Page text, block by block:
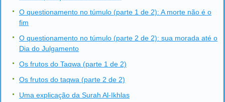
O questionamento no túmulo (parte 1 de 2): A morte não é o
fim
O questionamento no túmulo (parte 2 de 2): sua morada até o
Dia do Julgamento
Os frutos do Taqwa (parte 1 de 2)
Os frutos do taqwa (parte 2 de 2)
Uma explicação da Surah Al-Ikhlas